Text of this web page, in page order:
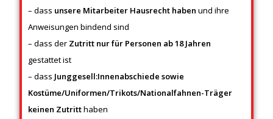
– dass unsere Mitarbeiter Hausrecht haben und ihre
Anweisungen bindend sind
– dass der Zutritt nur für Personen ab 18 Jahren
gestattet ist
– dass Junggesell:Innenabschiede sowie
Kostüme/Uniformen/Trikots/Nationalfahnen-Träger
keinen Zutritthaben